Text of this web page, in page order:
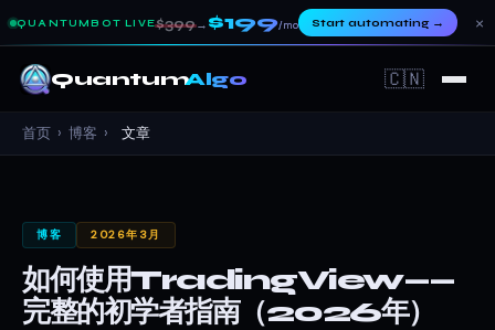
QUANTUMBOT LIVE$399→ $199/mo Start automating→ ×
QuantumAlgo 🇨🇳
首页 › 博客 › 文章
博客 2026年3月
如何使用TradingView——
完整的初学者指南（2026年）